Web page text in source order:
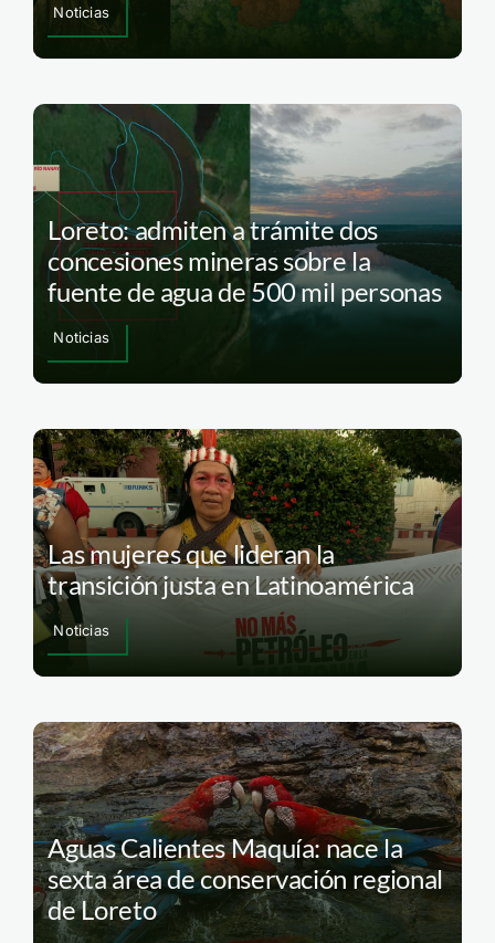
Noticias
Loreto: admiten a trámite dos
concesiones mineras sobre la
fuente de agua de 500 mil personas
Noticias
Las mujeres que lideran la
transición justa en Latinoamérica
Noticias
Aguas Calientes Maquía: nace la
sexta área de conservación regional
de Loreto